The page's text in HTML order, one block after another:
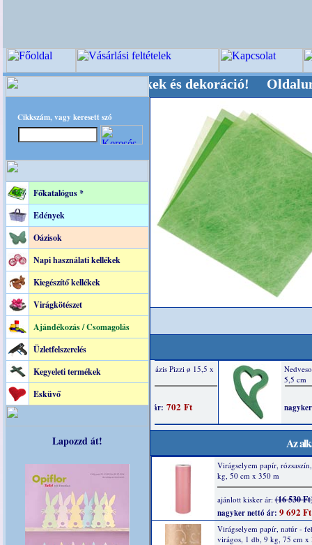
Cikkszám, vagy keresett szó
Főkatalógus *
Edények
Oázisok
Napi használati kellékek
Kiegészítő kellékek
Virágkötészet
Ajándékozás / Csomagolás
Üzletfelszerelés
Kegyeleti termékek
Esküvő
Lapozzd át!
kellékek és dekoráció! Oldalunkat
Az
Virágselyem papír,
kg, 50 cm x 350 m
ajánlott kisker ár:(16 530
nagyker nettó ár: 9 692 Ft
Virágselyem papír, natúr -
virágos, 1 db, 9 kg, 75 cm x